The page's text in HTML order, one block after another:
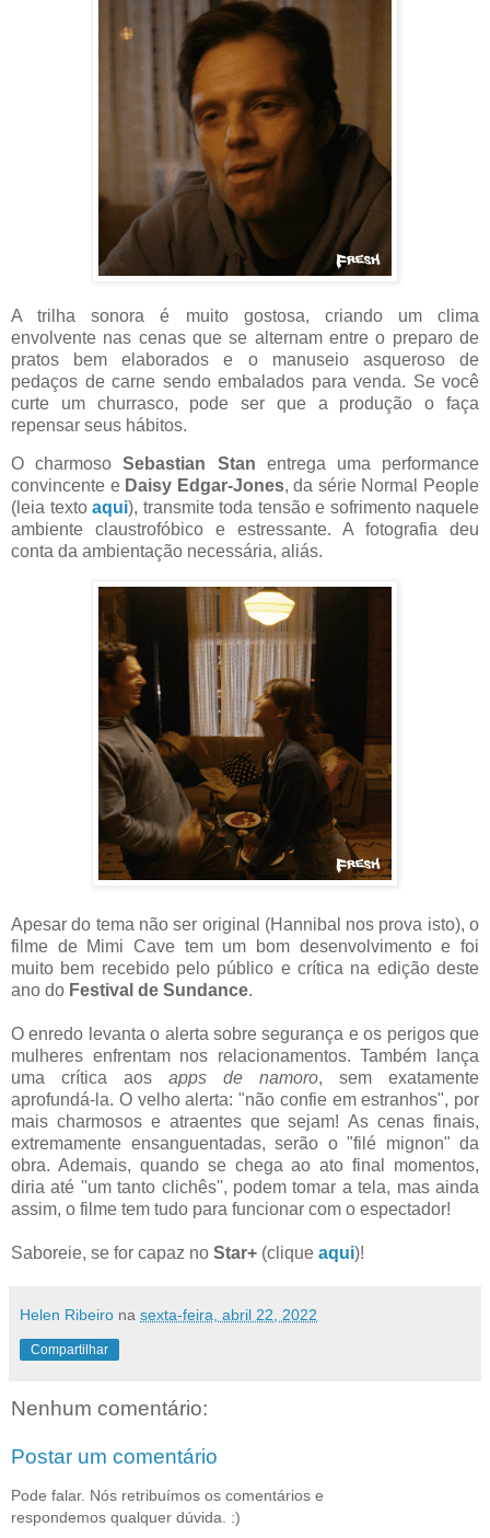
A trilha sonora é muito gostosa, criando um clima
envolvente nas cenas que se alternam entre o preparo de
pratos bem elaborados e o manuseio asqueroso de
pedaços de carne sendo embalados para venda. Se você
curte um churrasco, pode ser que a produção o faça
repensar seus hábitos.
O charmosoSebastian Stan entrega uma performance
convincente e Daisy Edgar-Jones, da série Normal People
(leia texto aqui), transmite toda tensão e sofrimento naquele
ambiente claustrofóbico e estressante. A fotografia deu
conta da ambientação necessária, aliás.
Apesar do tema não ser original (Hannibal nos prova isto), o
filme de Mimi Cave tem um bom desenvolvimento e foi
muito bem recebido pelo público e crítica na edição deste
ano do Festival de Sundance.
O enredo levanta o alerta sobre segurança e os perigos que
mulheres enfrentam nos relacionamentos. Também lança
uma crítica aos apps de namoro, sem exatamente
aprofundá-la. O velho alerta: "não confie em estranhos", por
mais charmosos e atraentes que sejam! As cenas finais,
extremamente ensanguentadas, serão o "filé mignon" da
obra. Ademais, quando se chega ao ato final momentos,
diria até ''um tanto clichês'', podem tomar a tela, mas ainda
assim, o filme tem tudo para funcionar com o espectador!
Saboreie, se for capaz no Star+ (clique aqui)!
Helen Ribeiro na sexta-feira, abril 22, 2022
Compartilhar
Nenhum comentário:
Postar um comentário
Pode falar. Nós retribuímos os comentários e
respondemos qualquer dúvida. :)